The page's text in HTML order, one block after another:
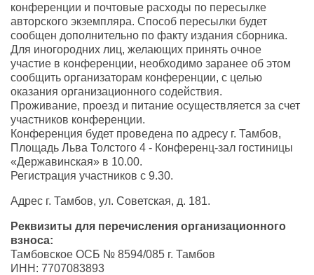
конференции и почтовые расходы по пересылке
авторского экземпляра. Способ пересылки будет
сообщен дополнительно по факту издания сборника.
Для иногородних лиц, желающих принять очное
участие в конференции, необходимо заранее об этом
сообщить организаторам конференции, с целью
оказания организационного содействия.
Проживание, проезд и питание осуществляется за счет
участников конференции.
Конференция будет проведена по адресу г. Тамбов,
Площадь Льва Толстого 4 - Конференц-зал гостиницы
«Державинская» в 10.00.
Регистрация участников с 9.30.
Адрес г. Тамбов, ул. Советская, д. 181.
Реквизиты для перечисления организационного
взноса:
Тамбовское ОСБ № 8594/085 г. Тамбов
ИНН: 7707083893